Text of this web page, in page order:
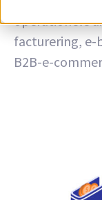
operationele
facturering,
B2B-e-